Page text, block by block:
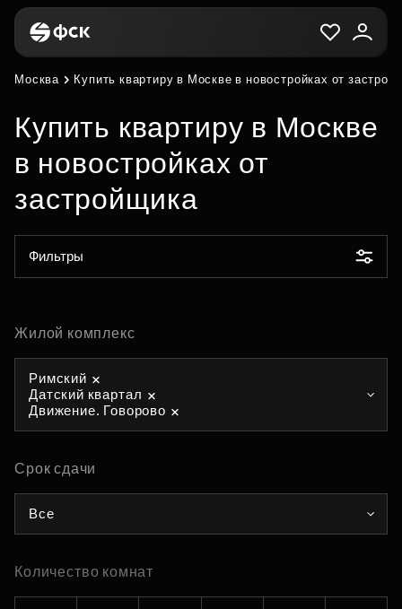
Москва Купить квартиру в Москве в новостройках от
Купить квартиру в Москве
в новостройках от
застройщика
Фильтры
Жилой комплекс
Римский
Датский квартал
Движение. Говорово
Срок сдачи
Все
Количество комнат